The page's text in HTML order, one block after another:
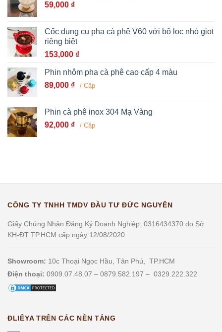
59,000 ₫
Cốc dụng cụ pha cà phê V60 với bộ lọc nhỏ giọt
riêng biệt
153,000 ₫
Phin nhôm pha cà phê cao cấp 4 màu
89,000 ₫ / Cặp
Phin cà phê inox 304 Mạ Vàng
92,000 ₫ / Cặp
CÔNG TY TNHH TMDV ĐẦU TƯ ĐỨC NGUYÊN
Giấy Chứng Nhận Đăng Ký Doanh Nghiệp: 0316434370 do Sở
KH-ĐT TP.HCM cấp ngày 12/08/2020
Showroom: 10c Thoại Ngọc Hầu, Tân Phú, TP.HCM
Điện thoại: 0909.07.48.07 – 0879.582.197 – 0329.222.322
ĐLIÊYA TRÊN CÁC NỀN TẢNG